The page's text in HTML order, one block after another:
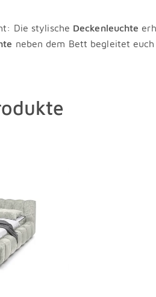
Die stylische Deckenleuchte
neben dem Bett begleitet